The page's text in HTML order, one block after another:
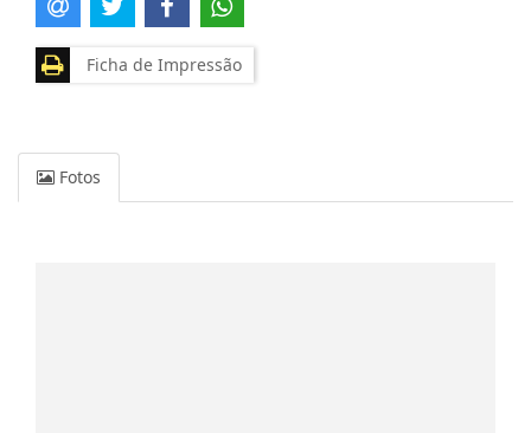
Ficha de Impressão
Fotos